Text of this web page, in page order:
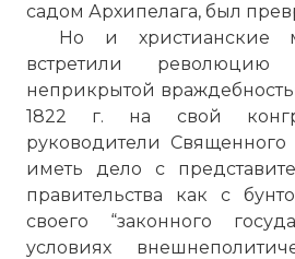
садом Архипелага, был
Но и христианские
встретили
неприкрытой
1822 г. на свой
руководители Священного
иметь дело с
правительства как с
своего “законного
условиях